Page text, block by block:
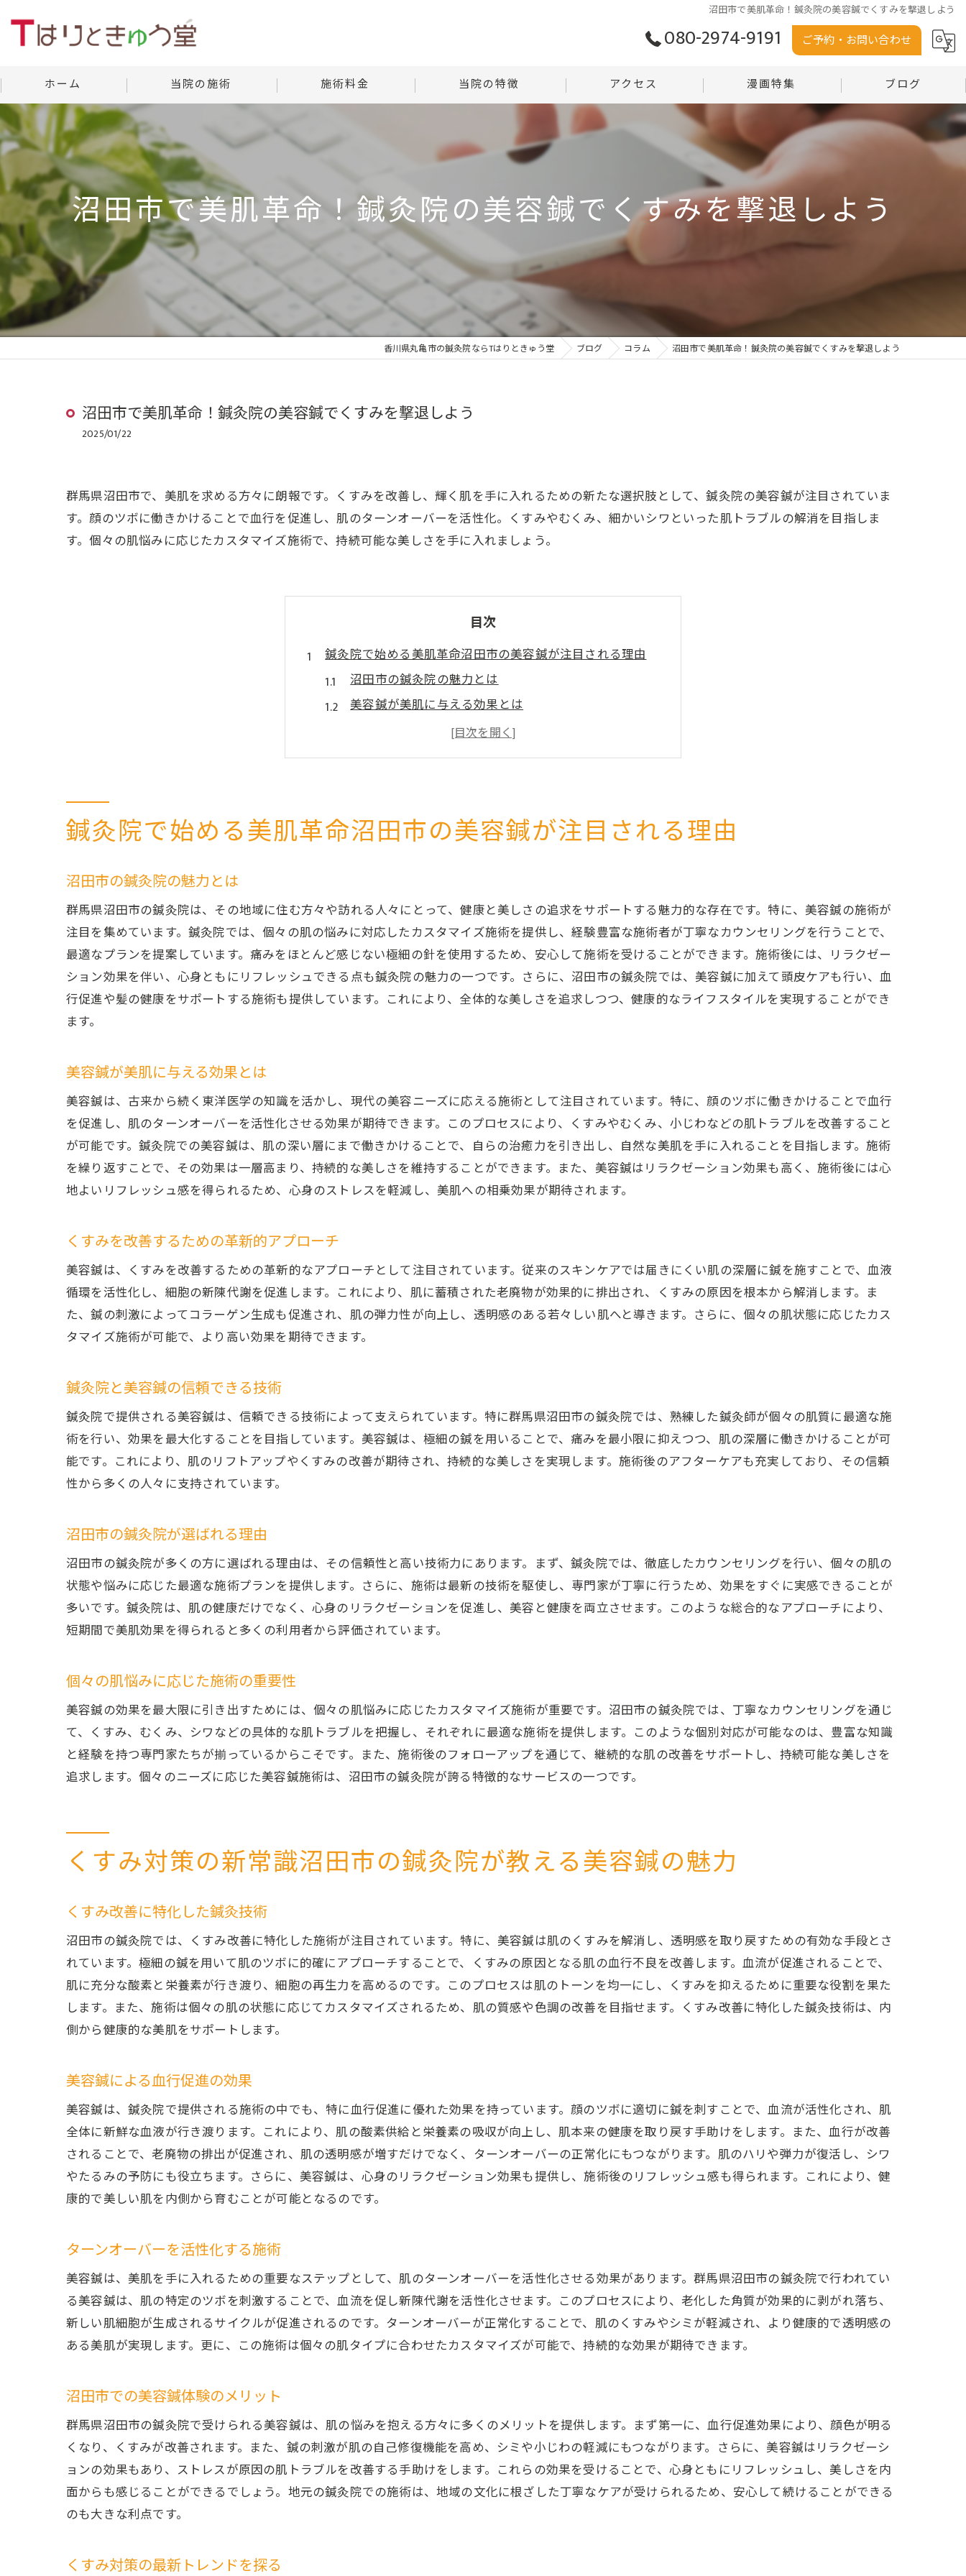
沼田市で美肌革命！鍼灸院の美容鍼でくすみを撃退しよう
080-2974-9191 ご予約・お問い合わせ
ホーム 当院の施術
美容鍼灸
施術料金
当院の様子
当院の特徴
肩こり
首
アクセス
Tはりときゅう堂
Tはりときゅう堂 沼田店
漫画特集 ブログ
コラム
沼田市で美肌革命！鍼灸院の美容鍼でくすみを撃退しよう
香川県丸亀市の鍼灸院ならTはりときゅう堂 ブログ コラム 沼田市で美肌革命！鍼灸院の美容鍼でくすみを撃退しよう
沼田市で美肌革命！鍼灸院の美容鍼でくすみを撃退しよう
2025/01/22
群馬県沼田市で、美肌を求める方々に朗報です。くすみを改善し、輝く肌を手に入れるための新たな選択肢として、鍼灸院の美容鍼が注目されていま
す。顔のツボに働きかけることで血行を促進し、肌のターンオーバーを活性化。くすみやむくみ、細かいシワといった肌トラブルの解消を目指しま
す。個々の肌悩みに応じたカスタマイズ施術で、持続可能な美しさを手に入れましょう。
目次
鍼灸院で始める美肌革命沼田市の美容鍼が注目される理由
沼田市の鍼灸院の魅力とは
美容鍼が美肌に与える効果とは
くすみを改善するための革新的アプローチ
鍼灸院と美容鍼の信頼できる技術
くすみ対策の新常識沼田市の鍼灸院が教える美容鍼の魅力
ターンオーバーを活性化する施術
沼田市での美容鍼体験のメリット
くすみ対策の最新トレンドを探る
鍼灸院で得られる長期的な美肌効果
鍼灸院で叶える輝く肌沼田市の美容鍼がもたらす変化
沼田市での実践的な美容鍼技術
肌の未来を変える鍼灸施術とは
美容鍼がもたらす生活の質の向上
沼田市の鍼灸院が提案するくすみ改善のカスタマイズ施術
鍼灸院でのオーダーメイド美容鍼
鍼灸師による丁寧な施術の魅力
群馬県沼田市の鍼灸院が提供する独自のアプローチ
美容鍼の効果を引き出すポイント
鍼灸院での施術に必要な準備
施術後のケアで持続する美肌効果
美容鍼による心地よいリラクゼーション
ストレス解消に役立つ鍼灸施術
心身のバランスを整える美容鍼
沼田市の鍼灸院での癒しの時間
沼田市で注目の美容鍼持続可能な美肌を手に入れる方法
持続可能な美肌のための鍼灸の役割
美容鍼でのくすみ改善と持続効果
美肌維持のための生活習慣改善
美容鍼で築く新しい美肌習慣
くすみ改善における鍼灸技術の革新
鍼灸師が教える美容鍼の秘密
効果を実感するための施術ポイント
沼田市の鍼灸院でのプロの施術体験
鍼灸院で始める美肌革命沼田市の美容鍼が注目される理由
沼田市の鍼灸院の魅力とは
群馬県沼田市の鍼灸院は、その地域に住む方々や訪れる人々にとって、健康と美しさの追求をサポートする魅力的な存在です。特に、美容鍼の施術が
注目を集めています。鍼灸院では、個々の肌の悩みに対応したカスタマイズ施術を提供し、経験豊富な施術者が丁寧なカウンセリングを行うことで、
最適なプランを提案しています。痛みをほとんど感じない極細の針を使用するため、安心して施術を受けることができます。施術後には、リラクゼー
ション効果を伴い、心身ともにリフレッシュできる点も鍼灸院の魅力の一つです。さらに、沼田市の鍼灸院では、美容鍼に加えて頭皮ケアも行い、血
行促進や髪の健康をサポートする施術も提供しています。これにより、全体的な美しさを追求しつつ、健康的なライフスタイルを実現することができ
ます。
美容鍼が美肌に与える効果とは
美容鍼は、古来から続く東洋医学の知識を活かし、現代の美容ニーズに応える施術として注目されています。特に、顔のツボに働きかけることで血行
を促進し、肌のターンオーバーを活性化させる効果が期待できます。このプロセスにより、くすみやむくみ、小じわなどの肌トラブルを改善すること
が可能です。鍼灸院での美容鍼は、肌の深い層にまで働きかけることで、自らの治癒力を引き出し、自然な美肌を手に入れることを目指します。施術
を繰り返すことで、その効果は一層高まり、持続的な美しさを維持することができます。また、美容鍼はリラクゼーション効果も高く、施術後には心
地よいリフレッシュ感を得られるため、心身のストレスを軽減し、美肌への相乗効果が期待されます。
くすみを改善するための革新的アプローチ
美容鍼は、くすみを改善するための革新的なアプローチとして注目されています。従来のスキンケアでは届きにくい肌の深層に鍼を施すことで、血液
循環を活性化し、細胞の新陳代謝を促進します。これにより、肌に蓄積された老廃物が効果的に排出され、くすみの原因を根本から解消します。ま
た、鍼の刺激によってコラーゲン生成も促進され、肌の弾力性が向上し、透明感のある若々しい肌へと導きます。さらに、個々の肌状態に応じたカス
タマイズ施術が可能で、より高い効果を期待できます。
鍼灸院と美容鍼の信頼できる技術
鍼灸院で提供される美容鍼は、信頼できる技術によって支えられています。特に群馬県沼田市の鍼灸院では、熟練した鍼灸師が個々の肌質に最適な施
術を行い、効果を最大化することを目指しています。美容鍼は、極細の鍼を用いることで、痛みを最小限に抑えつつ、肌の深層に働きかけることが可
能です。これにより、肌のリフトアップやくすみの改善が期待され、持続的な美しさを実現します。施術後のアフターケアも充実しており、その信頼
性から多くの人々に支持されています。
沼田市の鍼灸院が選ばれる理由
沼田市の鍼灸院が多くの方に選ばれる理由は、その信頼性と高い技術力にあります。まず、鍼灸院では、徹底したカウンセリングを行い、個々の肌の
状態や悩みに応じた最適な施術プランを提供します。さらに、施術は最新の技術を駆使し、専門家が丁寧に行うため、効果をすぐに実感できることが
多いです。鍼灸院は、肌の健康だけでなく、心身のリラクゼーションを促進し、美容と健康を両立させます。このような総合的なアプローチにより、
短期間で美肌効果を得られると多くの利用者から評価されています。
個々の肌悩みに応じた施術の重要性
美容鍼の効果を最大限に引き出すためには、個々の肌悩みに応じたカスタマイズ施術が重要です。沼田市の鍼灸院では、丁寧なカウンセリングを通じ
て、くすみ、むくみ、シワなどの具体的な肌トラブルを把握し、それぞれに最適な施術を提供します。このような個別対応が可能なのは、豊富な知識
と経験を持つ専門家たちが揃っているからこそです。また、施術後のフォローアップを通じて、継続的な肌の改善をサポートし、持続可能な美しさを
追求します。個々のニーズに応じた美容鍼施術は、沼田市の鍼灸院が誇る特徴的なサービスの一つです。
くすみ対策の新常識沼田市の鍼灸院が教える美容鍼の魅力
くすみ改善に特化した鍼灸技術
沼田市の鍼灸院では、くすみ改善に特化した施術が注目されています。特に、美容鍼は肌のくすみを解消し、透明感を取り戻すための有効な手段とさ
れています。極細の鍼を用いて肌のツボに的確にアプローチすることで、くすみの原因となる肌の血行不良を改善します。血流が促進されることで、
肌に充分な酸素と栄養素が行き渡り、細胞の再生力を高めるのです。このプロセスは肌のトーンを均一にし、くすみを抑えるために重要な役割を果た
します。また、施術は個々の肌の状態に応じてカスタマイズされるため、肌の質感や色調の改善を目指せます。くすみ改善に特化した鍼灸技術は、内
側から健康的な美肌をサポートします。
美容鍼による血行促進の効果
美容鍼は、鍼灸院で提供される施術の中でも、特に血行促進に優れた効果を持っています。顔のツボに適切に鍼を刺すことで、血流が活性化され、肌
全体に新鮮な血液が行き渡ります。これにより、肌の酸素供給と栄養素の吸収が向上し、肌本来の健康を取り戻す手助けをします。また、血行が改善
されることで、老廃物の排出が促進され、肌の透明感が増すだけでなく、ターンオーバーの正常化にもつながります。肌のハリや弾力が復活し、シワ
やたるみの予防にも役立ちます。さらに、美容鍼は、心身のリラクゼーション効果も提供し、施術後のリフレッシュ感も得られます。これにより、健
康的で美しい肌を内側から育むことが可能となるのです。
ターンオーバーを活性化する施術
美容鍼は、美肌を手に入れるための重要なステップとして、肌のターンオーバーを活性化させる効果があります。群馬県沼田市の鍼灸院で行われてい
る美容鍼は、肌の特定のツボを刺激することで、血流を促し新陳代謝を活性化させます。このプロセスにより、老化した角質が効果的に剥がれ落ち、
新しい肌細胞が生成されるサイクルが促進されるのです。ターンオーバーが正常化することで、肌のくすみやシミが軽減され、より健康的で透明感の
ある美肌が実現します。更に、この施術は個々の肌タイプに合わせたカスタマイズが可能で、持続的な効果が期待できます。
沼田市での美容鍼体験のメリット
群馬県沼田市の鍼灸院で受けられる美容鍼は、肌の悩みを抱える方々に多くのメリットを提供します。まず第一に、血行促進効果により、顔色が明る
くなり、くすみが改善されます。また、鍼の刺激が肌の自己修復機能を高め、シミや小じわの軽減にもつながります。さらに、美容鍼はリラクゼーシ
ョンの効果もあり、ストレスが原因の肌トラブルを改善する手助けをします。これらの効果を受けることで、心身ともにリフレッシュし、美しさを内
面からも感じることができるでしょう。地元の鍼灸院での施術は、地域の文化に根ざした丁寧なケアが受けられるため、安心して続けることができる
のも大きな利点です。
くすみ対策の最新トレンドを探る